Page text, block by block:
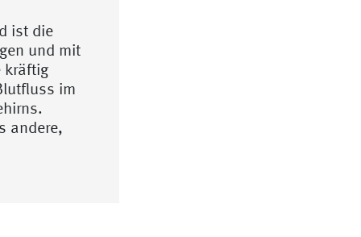
ist die
und mit
kräftig
im
andere,